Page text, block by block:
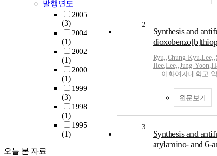
발행연도
2005
(3)
2004
(1)
2002
(1)
2000
(1)
1999
(3)
1998
(1)
1995
(1)
오늘 본 자료
2
Synthesis and
Ryu,,Chung-Kyu,Lee,,
Hee,Lee,,Jung-Yoon,
이화여자대학교
원문보기
3
Synthesis and
arylamino- and 6-